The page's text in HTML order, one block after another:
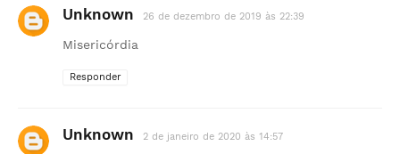
Unknown 26 de dezembro de 2019 às 22:39
Misericórdia
Responder
Unknown 2 de janeiro de 2020 às 14:57